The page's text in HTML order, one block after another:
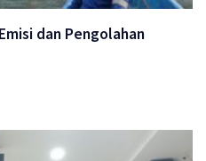
dan Pengolahan